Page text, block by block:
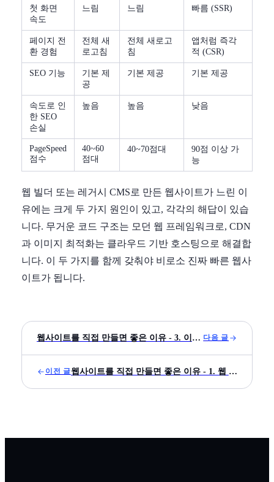
첫 화면
속도
느림 느림 빠름 (SSR)
페이지 전
환 경험
전체 새
로고침
전체 새로고
침
앱처럼 즉각
적 (CSR)
SEO 기능
기본 제
공
기본 제공 기본 제공
속도로 인
한 SEO
손실
높음 높음 낮음
PageSpeed
점수
40~60
점대
40~70점대
90점 이상 가
능
웹 빌더 또는 레거시 CMS로 만든 웹사이트가 느린 이
유에는 크게 두 가지 원인이 있고, 각각의 해답이 있습
니다. 무거운 코드 구조는 모던 웹 프레임워크로, CDN
과 이미지 최적화는 클라우드 기반 호스팅으로 해결합
니다. 이 두 가지를 함께 갖춰야 비로소 진짜 빠른 웹사
이트가 됩니다.
웹사이트를 직접 만들면 좋은 이유 - 3. 이미지 편집이 귀찮아요 다음 글
이전 글 웹사이트를 직접 만들면 좋은 이유 - 1. 웹 사이트를 만드는 방법들